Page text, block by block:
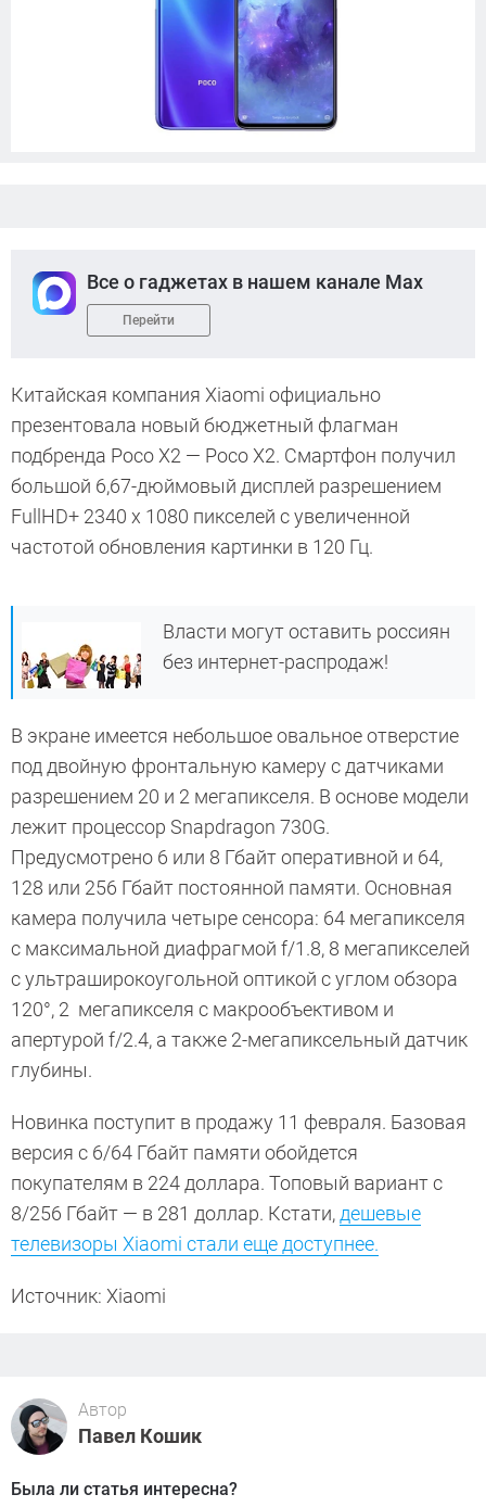
Все о гаджетах в нашем канале Max
Перейти
Китайская компания Xiaomi официально
презентовала новый бюджетный флагман
подбренда Poco X2 — Poco X2. Смартфон получил
большой 6,67-дюймовый дисплей разрешением
FullHD+ 2340 х 1080 пикселей с увеличенной
частотой обновления картинки в 120 Гц.
Власти могут оставить россиян
без интернет-распродаж!
В экране имеется небольшое овальное отверстие
под двойную фронтальную камеру с датчиками
разрешением 20 и 2 мегапикселя. В основе модели
лежит процессор Snapdragon 730G.
Предусмотрено 6 или 8 Гбайт оперативной и 64,
128 или 256 Гбайт постоянной памяти. Основная
камера получила четыре сенсора: 64 мегапикселя
с максимальной диафрагмой f/1.8, 8 мегапикселей
с ультраширокоугольной оптикой с углом обзора
120°, 2 мегапикселя с макрообъективом и
апертурой f/2.4, а также 2-мегапиксельный датчик
глубины.
Новинка поступит в продажу 11 февраля. Базовая
версия с 6/64 Гбайт памяти обойдется
покупателям в 224 доллара. Топовый вариант с
8/256 Гбайт — в 281 доллар. Кстати, дешевые
телевизоры Xiaomi стали еще доступнее.
Источник: Xiaomi
Автор
Павел Кошик
Была ли статья интересна?